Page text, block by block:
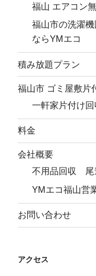
福山 エアコン
福山市の洗濯
ならYMエコ
積み放題プラン
福山市 ゴミ屋敷片
一軒家片付け回
料金
会社概要
不用品回収 尾
YMエコ福山営
お問い合わせ
アクセス